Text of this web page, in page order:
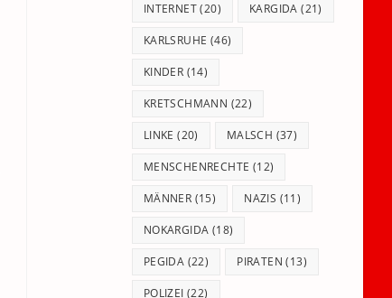
INTERNET(20) KARGIDA (21)
KARLSRUHE (46)
KINDER (14)
KRETSCHMANN (22)
LINKE (20) MALSCH (37)
MENSCHENRECHTE (12)
MÄNNER (15) NAZIS (11)
NOKARGIDA (18)
PEGIDA (22) PIRATEN (13)
POLIZEI (22)